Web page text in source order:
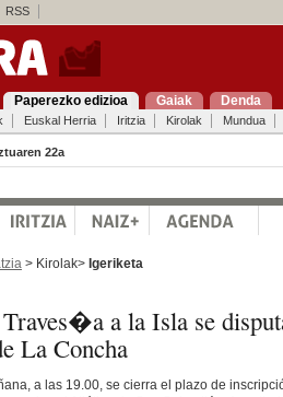
RSS
Paperezko edizioa Gaiak Denda
Euskal Herria Iritzia Kirolak Mundua
22a
> Kirolak> Igeriketa
a la Isla se
La Concha
a las 19.00, se cierra el plazo de